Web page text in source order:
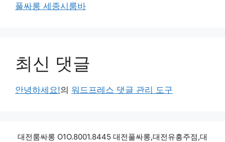
풀싸롱 세종시룸바
최신 댓글
안녕하세요!의 워드프레스 댓글 관리 도구
대전룸싸롱 O1O.8001.8445 대전풀싸롱,대전유흥주점,대